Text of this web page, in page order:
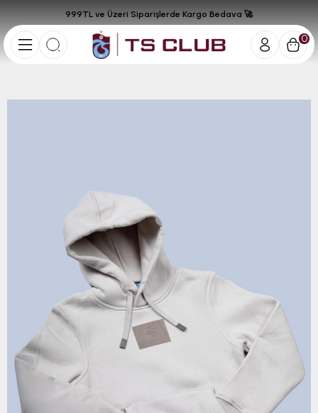
0
999TL ve Üzeri Siparişlerde Kargo Bedava 🚀